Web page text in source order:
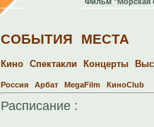
СОБЫТИЯ МЕСТА
Кино Спектакли Концерты
Россия Арбат MegaFilm КиноClub
Расписание :